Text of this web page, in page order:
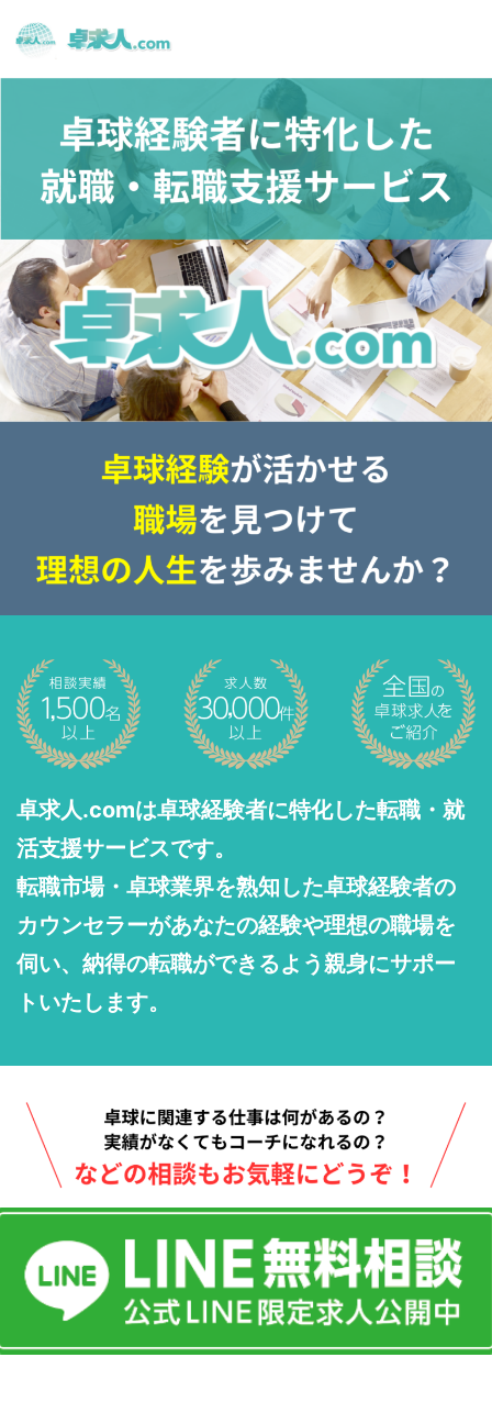
卓求人.comは卓球経験者に特化した転職・就
活支援サービスです。
転職市場・卓球業界を熟知した卓球経験者の
カウンセラーがあなたの経験や理想の職場を
伺い、納得の転職ができるよう親身にサポー
トいたします。